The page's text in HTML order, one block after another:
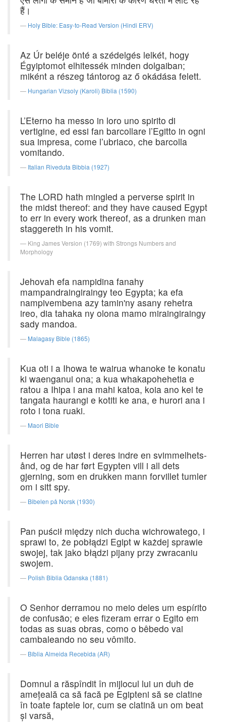
हैं।
Holy Bible: Easy-to-Read Version (Hindi ERV)
Az Úr beléje önté a szédelgés lelkét, hogy
Égyiptomot elhitessék minden dolgaiban;
miként a részeg tántorog az ő okádása felett.
Hungarian Vizsoly (Karoli) Biblia (1590)
L’Eterno ha messo in loro uno spirito di
vertigine, ed essi fan barcollare l’Egitto in ogni
sua impresa, come l’ubriaco, che barcolla
vomitando.
Italian Riveduta Bibbia (1927)
The LORD hath mingled a perverse spirit in
the midst thereof: and they have caused Egypt
to err in every work thereof, as a drunken man
staggereth in his vomit.
King James Version (1769) with Strongs Numbers and
Morphology
Jehovah efa nampidina fanahy
mampandraingiraingy teo Egypta; ka efa
nampivembena azy tamin'ny asany rehetra
ireo, dia tahaka ny olona mamo miraingiraingy
sady mandoa.
Malagasy Bible (1865)
Kua oti i a Ihowa te wairua whanoke te konatu
ki waenganui ona; a kua whakapohehetia e
ratou a Ihipa i ana mahi katoa, koia ano kei te
tangata haurangi e kotiti ke ana, e hurori ana i
roto i tona ruaki.
Maori Bible
Herren har utøst i deres indre en svimmelhets-
ånd, og de har ført Egypten vill i all dets
gjerning, som en drukken mann forvillet tumler
om i sitt spy.
Bibelen på Norsk (1930)
Pan puścił między nich ducha wichrowatego, i
sprawi to, że pobłądzi Egipt w każdej sprawie
swojej, tak jako błądzi pijany przy zwracaniu
swojem.
Polish Biblia Gdanska (1881)
O Senhor derramou no meio deles um espírito
de confusão; e eles fizeram errar o Egito em
todas as suas obras, como o bêbedo vai
cambaleando no seu vômito.
Bíblia Almeida Recebida (AR)
Domnul a răspîndit în mijlocul lui un duh de
ameţeală ca să facă pe Egipteni să se clatine
în toate faptele lor, cum se clatină un om beat
şi varsă,